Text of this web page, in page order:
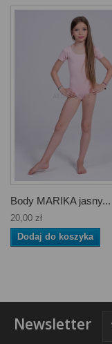
Body MARIKA jasny...
20,00 zł
Dodaj do koszyka
Newsletter